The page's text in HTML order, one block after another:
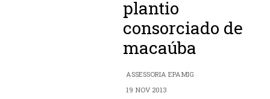
plantio
consorciado de
macaúba
ASSESSORIA EPAMIG
19 NOV 2013